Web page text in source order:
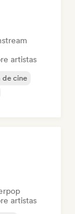
artistas
de cine
artistas